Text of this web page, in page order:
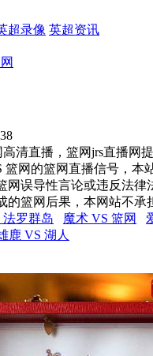
超录像 英超资讯
清直播，篮网jrs直播网
篮网的篮网直播信号，本
网误导性言论或违反法律
的篮网后果，本网站不承
法罗群岛 魔术 VS 篮网
鹿 VS 湖人